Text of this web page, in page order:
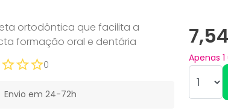
Apenas 1
ortodôntica que facilita a
formação oral e dentária
0
Envio em 24-72h